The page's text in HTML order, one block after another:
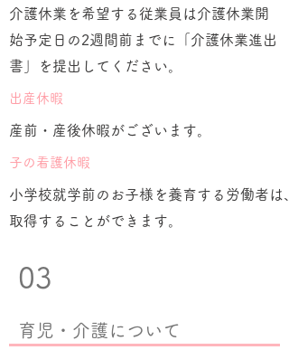
介護休業を希望する従業員は介護休業開
始予定日の2週間前までに「介護休業進出
書」を提出してください。
​出産休暇
産前・産後休暇がございます。
​子の看護休暇
小学校就学前のお子様を養育する労働者
取得することができます。
03
育児・介護について